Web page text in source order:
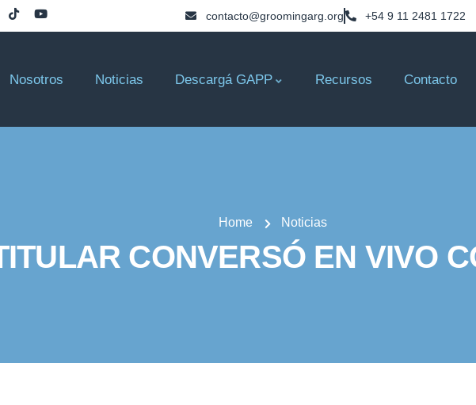
contacto@groomingarg.org +54 9 11 2481 1722
Nosotros Noticias Descargá GAPP Recursos Contacto
Home Noticias
CONVERSÓ EN VIVO